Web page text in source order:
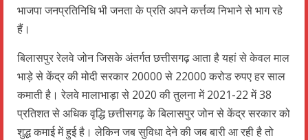
भाजपा जनप्रतिनिधि भी जनता के प्रति अपने कर्त्तव्य निभाने से भाग रहे
हैं।
बिलासपुर रेलवे जोन जिसके अंतर्गत छत्तीसगढ़ आता है यहां से केवल माल
भाड़े से केंद्र की मोदी सरकार 20000 से 22000 करोड रुपए हर साल
कमाती है। रेलवे मालाभाड़ा से 2020 की तुलना में 2021-22 में 38
प्रतिशत से अधिक वृद्धि छत्तीसगढ़ के बिलासपुर जोन से केंद्र सरकार को
शुद्ध कमाई में हुई है। लेकिन जब सुविधा देने की जब बारी आ रही है तो